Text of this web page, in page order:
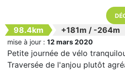
98.4km +181m / -264m
mise à jour : 12 mars 2020
Petite journée de vélo
Traversée de l'anjou plutôt